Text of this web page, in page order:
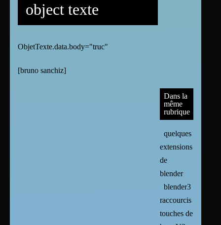
object texte
ObjetTexte.data.body="truc"
[bruno sanchiz]
Dans la
même
rubrique
quelques
extensions
de
blender
blender3
raccourcis
touches de